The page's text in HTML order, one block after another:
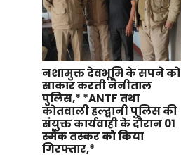
नशामुक्त देवभूमि के सपने को
साकार करती नैनीताल
पुलिस,* *ANTF तथा
कोतवाली हल्द्वानी पुलिस की
संयुक्त कार्यवाही के दौरान 01
स्मैक तस्कर को किया
गिरफ्तार,*